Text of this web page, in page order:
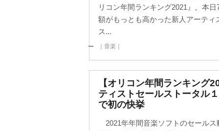
リコン年間ランキング2021』。本
額がもっとも高かった新人アーティ
ス...
｜音楽｜
【オリコン年間ランキング
ティストセールストータル
で初の快挙
2021年年間音楽ソフトのセールス